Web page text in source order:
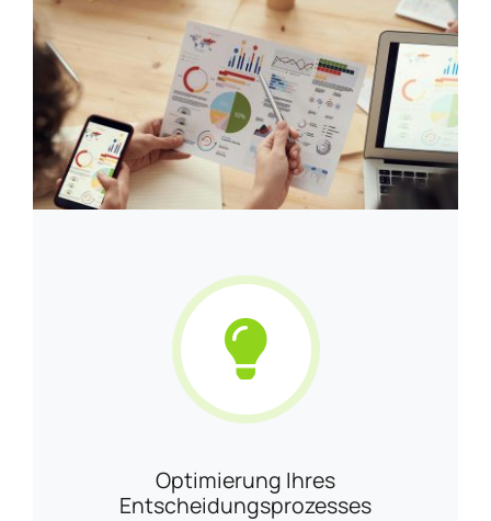
Optimierung Ihres
Entscheidungsprozesses